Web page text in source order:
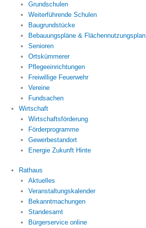
Grundschulen
Weiterführende Schulen
Baugrundstücke
Bebauungspläne & Flächennutzungsplan
Senioren
Ortskümmerer
Pflegeeinrichtungen
Freiwillige Feuerwehr
Vereine
Fundsachen
Wirtschaft
Wirtschaftsförderung
Förderprogramme
Gewerbestandort
Energie Zukunft Hinte
Rathaus
Aktuelles
Veranstaltungskalender
Bekanntmachungen
Standesamt
Bürgerservice online